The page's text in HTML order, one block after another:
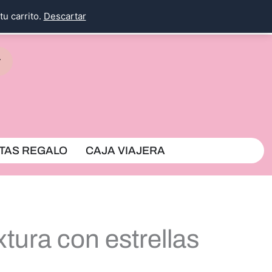
carrito. Descartar
REGALO CAJA VIAJERA
con estrellas